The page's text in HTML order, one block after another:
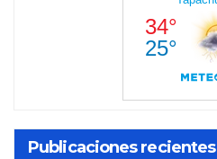
Publicaciones recientes